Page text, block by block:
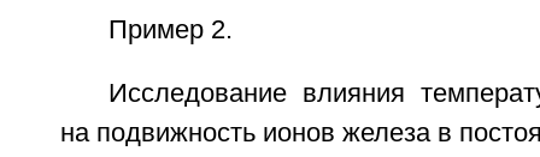
Пример 2.
Исследование влияния
на подвижность ионов железа в